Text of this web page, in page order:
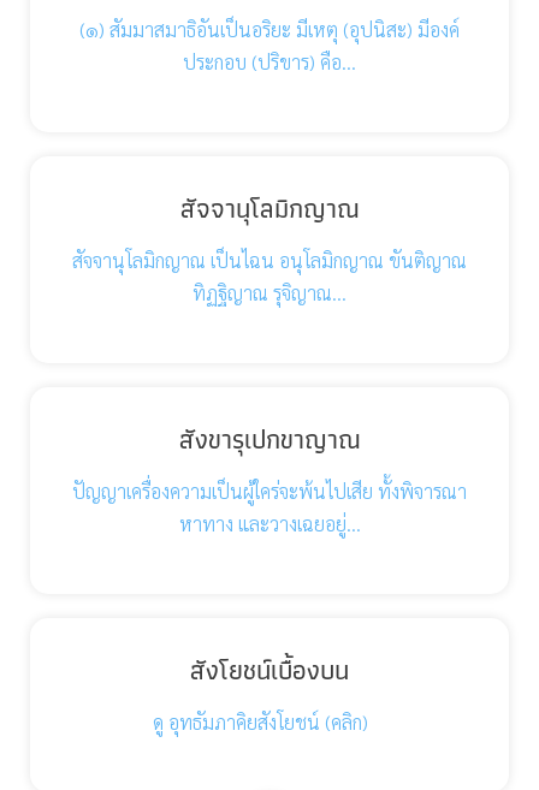
(๑) สัมมาสมาธิอันเป็นอริยะ มีเหตุ (อุปนิสะ) มีองค์
ประกอบ (ปริขาร) คือ…
สัจจานุโลมิกญาณ
สัจจานุโลมิกญาณ เป็นไฉน อนุโลมิกญาณ ขันติญาณ
ทิฏฐิญาณ รุจิญาณ…
สังขารุเปกขาญาณ
ปัญญาเครื่องความเป็นผู้ใคร่จะพ้นไปเสีย ทั้งพิจารณา
หาทาง และวางเฉยอยู่…
สังโยชน์เบื้องบน
ดู อุทธัมภาคิยสังโยชน์ (คลิก)